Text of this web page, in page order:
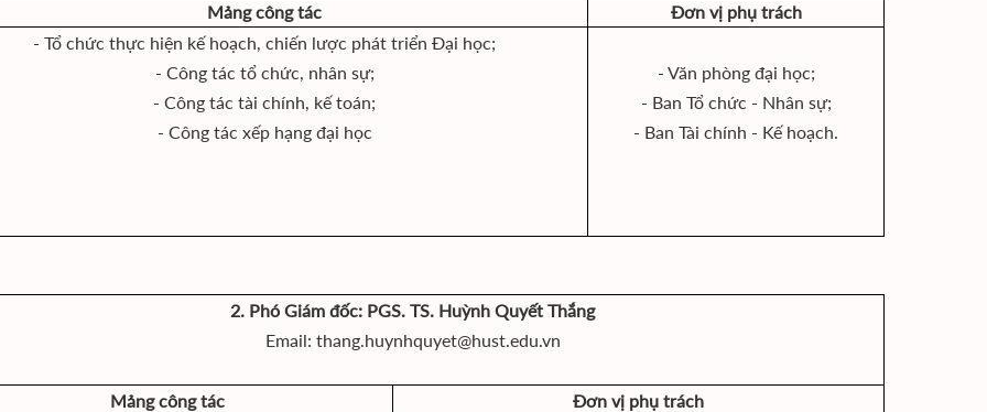
Mảng công tác
Đơn vị phụ trách
- Tổ chức thực hiện kế hoạch, chiến lược phát triển Đại học;
- Công tác tổ chức, nhân sự;
- Công tác tài chính, kế toán;
- Công tác xếp hạng đại học
- Văn phòng đại học;
- Ban Tổ chức - Nhân sự;
- Ban Tài chính - Kế hoạch.
2. Phó Giám đốc: PGS. TS. Huỳnh Quyết Thắng
Email: thang.huynhquyet@hust.edu.vn
Mảng công tác Đơn vị phụ trách